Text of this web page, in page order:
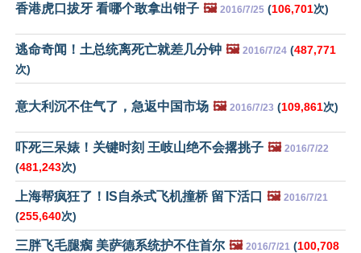
香港虎口拔牙 看哪个敢拿出钳子 🖼️ 2016/7/25 (106,701次)
逃命奇闻！土总统离死亡就差几分钟 🖼️ 2016/7/24 (487,771
次)
意大利沉不住气了，急返中国市场 🖼️ 2016/7/23 (109,861次)
吓死三呆婊！关键时刻 王岐山绝不会撂挑子 🖼️ 2016/7/22
(481,243次)
上海帮疯狂了！IS自杀式飞机撞桥 留下活口 🖼️ 2016/7/21
(255,640次)
三胖飞毛腿瘸 美萨德系统护不住首尔 🖼️ 2016/7/21 (100,708